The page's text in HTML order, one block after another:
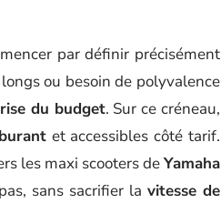
par définir précisément
ou besoin de polyvalence
du budget. Sur ce créneau,
et accessibles côté tarif.
les maxi scooters deYamaha
sans sacrifier lavitesse de